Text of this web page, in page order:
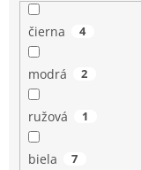
čierna 4
modrá 2
ružová 1
biela 7